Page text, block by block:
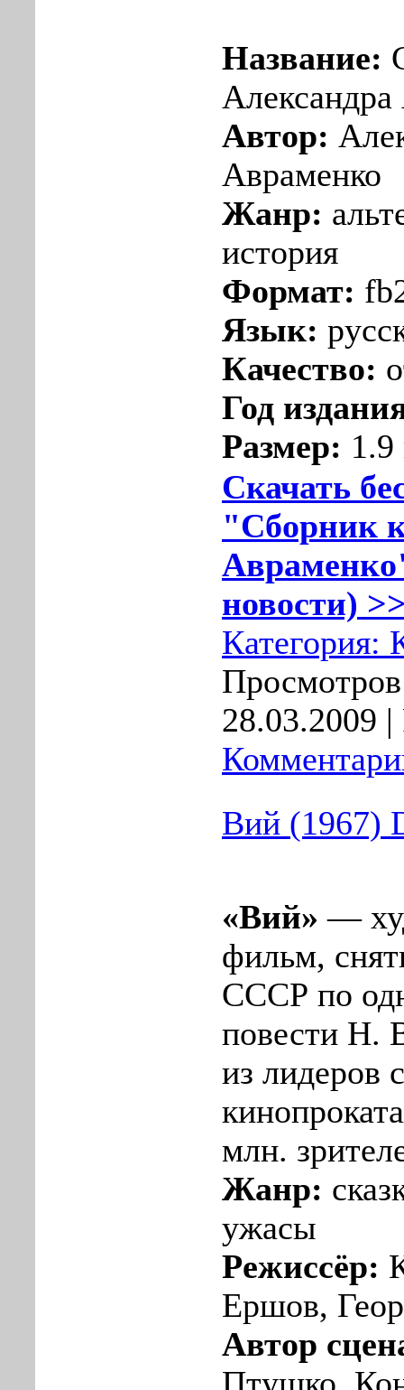
Название:
Автор:
Авраменко
Жанр:
история
Формат:
Язык:
Качество:
Год
Размер:
Скачать
"Сборник
новости)
Категория:
28.03.2009 |
Вий (1967)
«Вий» —
фильм,
СССР по
повести Н.
из лидеров
млн.
Жанр:
ужасы
Режиссёр:
Ершов,
Автор